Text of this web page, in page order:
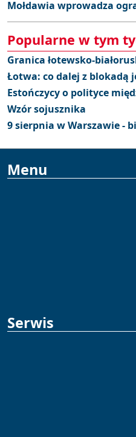
Mołdawia wprowadza
Popularne w tym
Granica łotewsko-
Łotwa: co dalej z blokadą
Estończycy o polityce
Wzór sojusznika
9 sierpnia w Warszawie -
Menu
Serwis